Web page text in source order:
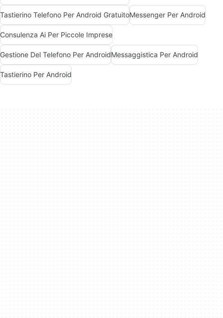
Tastierino Telefono Per Android GratuitoMessenger Per Android
Consulenza Ai Per Piccole Imprese
Gestione Del Telefono Per AndroidMessaggistica Per Android
Tastierino Per Android